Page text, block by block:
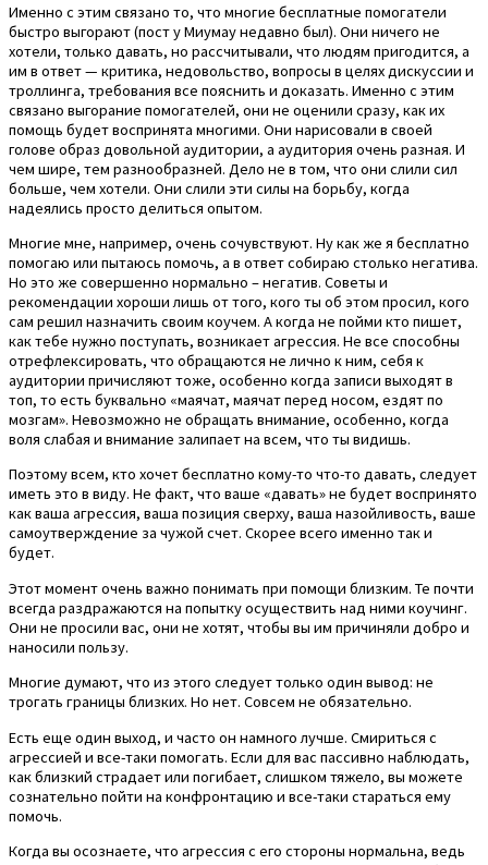
Именно с этим связано то, что многие бесплатные помогатели
быстро выгорают (пост у Миумау недавно был). Они ничего не
хотели, только давать, но рассчитывали, что людям пригодится, а
им в ответ — критика, недовольство, вопросы в целях дискуссии и
троллинга, требования все пояснить и доказать. Именно с этим
связано выгорание помогателей, они не оценили сразу, как их
помощь будет воспринята многими. Они нарисовали в своей
голове образ довольной аудитории, а аудитория очень разная. И
чем шире, тем разнообразней. Дело не в том, что они слили сил
больше, чем хотели. Они слили эти силы на борьбу, когда
надеялись просто делиться опытом.
Многие мне, например, очень сочувствуют. Ну как же я бесплатно
помогаю или пытаюсь помочь, а в ответ собираю столько негатива.
Но это же совершенно нормально – негатив. Советы и
рекомендации хороши лишь от того, кого ты об этом просил, кого
сам решил назначить своим коучем. А когда не пойми кто пишет,
как тебе нужно поступать, возникает агрессия. Не все способны
отрефлексировать, что обращаются не лично к ним, себя к
аудитории причисляют тоже, особенно когда записи выходят в
топ, то есть буквально «маячат, маячат перед носом, ездят по
мозгам». Невозможно не обращать внимание, особенно, когда
воля слабая и внимание залипает на всем, что ты видишь.
Поэтому всем, кто хочет бесплатно кому-то что-то давать, следует
иметь это в виду. Не факт, что ваше «давать» не будет воспринято
как ваша агрессия, ваша позиция сверху, ваша назойливость, ваше
самоутверждение за чужой счет. Скорее всего именно так и
будет.
Этот момент очень важно понимать при помощи близким. Те почти
всегда раздражаются на попытку осуществить над ними коучинг.
Они не просили вас, они не хотят, чтобы вы им причиняли добро и
наносили пользу.
Многие думают, что из этого следует только один вывод: не
трогать границы близких. Но нет. Совсем не обязательно.
Есть еще один выход, и часто он намного лучше. Смириться с
агрессией и все-таки помогать. Если для вас пассивно наблюдать,
как близкий страдает или погибает, слишком тяжело, вы можете
сознательно пойти на конфронтацию и все-таки стараться ему
помочь.
Когда вы осознаете, что агрессия с его стороны нормальна, ведь